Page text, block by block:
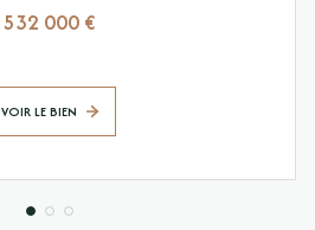
532 000 €
VOIR LE BIEN